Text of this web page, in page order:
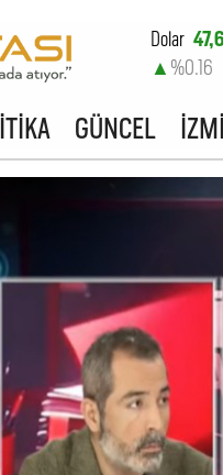
Dolar
▲ %0.16
%0.7
GÜNCEL